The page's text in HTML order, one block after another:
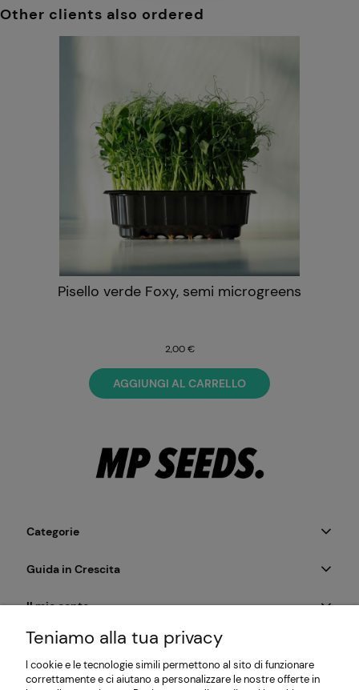
Other clients also ordered
Pisello verde Foxy, semi microgreens
2,00 €
AGGIUNGI AL CARRELLO
Categorie
Guida in Crescita
Il mio conto
Pagamento e Consegna
Informazioni
Teniamo alla tua privacy
I cookie e le tecnologie simili permettono al sito di funzionare
correttamente e ci aiutano a personalizzare le nostre offerte in